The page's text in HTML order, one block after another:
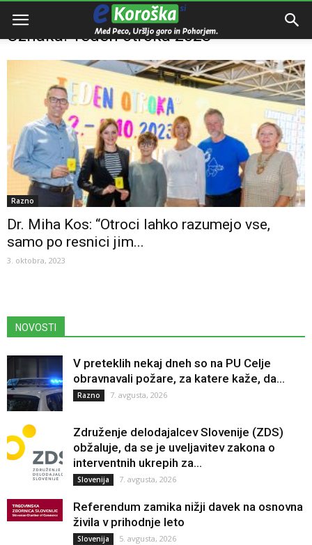
Domov Teden otroka 2023
Oznaka: Teden otroka 2023
Razno
Dr. Miha Kos: “Otroci lahko razumejo vse,
samo po resnici jim...
3. oktobra, 2023
NOVOSTI
V preteklih nekaj dneh so na PU Celje
obravnavali požare, za katere kaže, da...
Razno 7. avgusta, 2026
Združenje delodajalcev Slovenije (ZDS)
obžaluje, da se je uveljavitev zakona o
interventnih ukrepih za...
Slovenija 7. avgusta, 2026
Referendum zamika nižji davek na osnovna
živila v prihodnje leto
Slovenija 5. avgusta, 2026